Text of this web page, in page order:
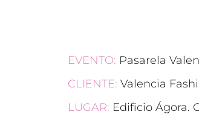
EVENTO: Pasarela
CLIENTE: Valencia
LUGAR: Edificio Ágora.